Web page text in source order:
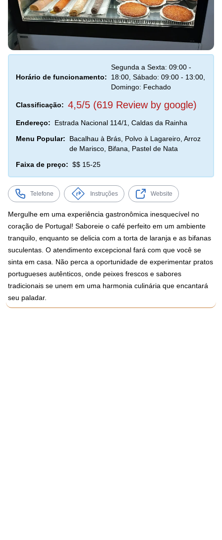
Horário de funcionamento:
Segunda a Sexta: 09:00 -
18:00, Sábado: 09:00 - 13:00,
Domingo: Fechado
Classificação: 4,5/5 (619 Review by google)
Endereço:
Estrada Nacional 114/1, Caldas da Rainha
Menu Popular:
Bacalhau à Brás, Polvo à Lagareiro, Arroz
de Marisco, Bifana, Pastel de Nata
Faixa de preço: $$ 15-25
Telefone Instruções Website
Mergulhe em uma experiência gastronômica inesquecível no
coração de Portugal! Saboreie o café perfeito em um ambiente
tranquilo, enquanto se delicia com a torta de laranja e as bifanas
suculentas. O atendimento excepcional fará com que você se
sinta em casa. Não perca a oportunidade de experimentar pratos
portugueses autênticos, onde peixes frescos e sabores
tradicionais se unem em uma harmonia culinária que encantará
seu paladar.